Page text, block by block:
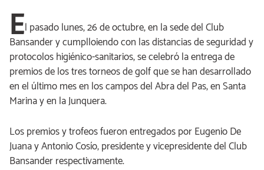
El pasado lunes, 26 de octubre, en la sede del Club
Bansander y cumplloiendo con las distancias de seguridad y
protocolos higiénico-sanitarios, se celebró la entrega de
premios de los tres torneos de golf que se han desarrollado
en el último mes en los campos del Abra del Pas, en Santa
Marina y en la Junquera.
Los premios y trofeos fueron entregados por Eugenio De
Juana y Antonio Cosío, presidente y vicepresidente del Club
Bansander respectivamente.